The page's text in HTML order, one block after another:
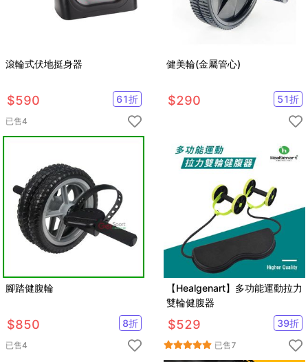
滾輪式伏地挺身器
$590 61折
已售4
健美輪(金屬管心)
$290 51折
腳踏健腹輪
$850 8折
已售4
【Healgenart】多功能運動拉力
雙輪健腹器
$529 39折
已售7